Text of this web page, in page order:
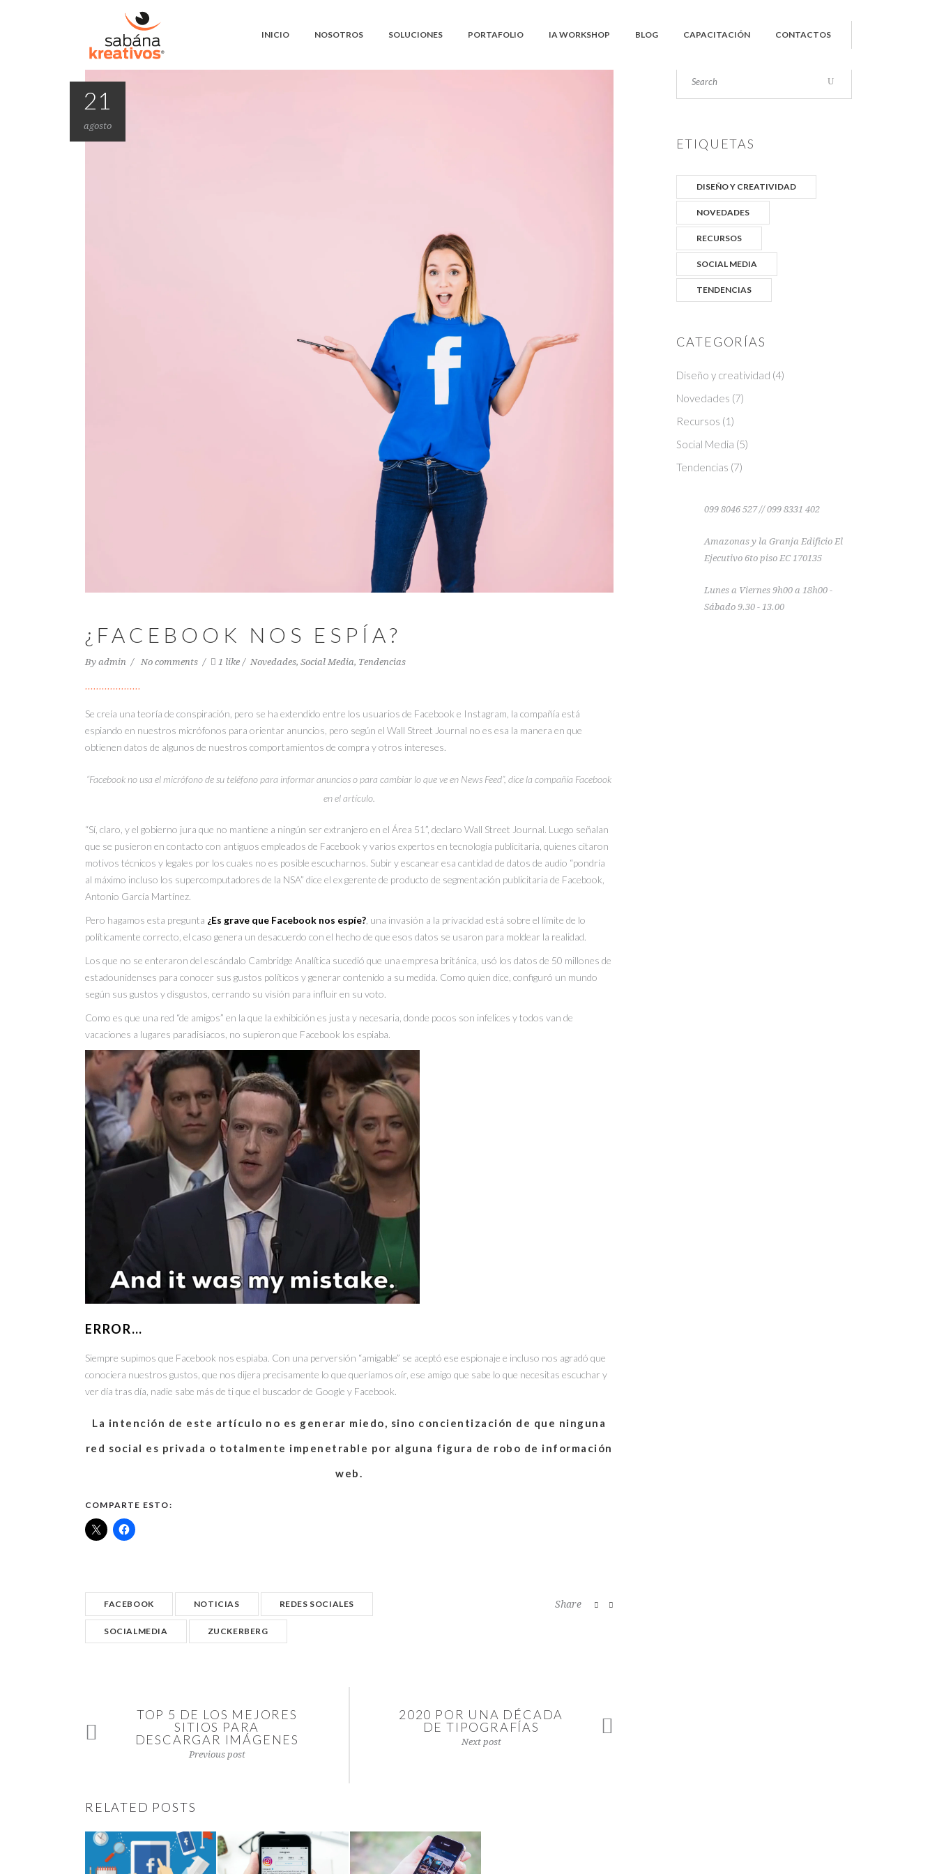
INICIO NOSOTROS SOLUCIONES PORTAFOLIO IA WORKSHOP BLOG CAPACITACIÓN CONTACTOS
21
agosto
¿FACEBOOK NOS ESPÍA?
By admin No comments 1 like Novedades, Social Media, Tendencias
Se creía una teoría de conspiración, pero se ha extendido entre los usuarios de Facebook e Instagram, la compañía está
espiando en nuestros micrófonos para orientar anuncios, pero según el Wall Street Journal no es esa la manera en que
obtienen datos de algunos de nuestros comportamientos de compra y otros intereses.
“Facebook no usa el micrófono de su teléfono para informar anuncios o para cambiar lo que ve en News Feed”, dice la compañía Facebook
en el artículo.
“Sí, claro, y el gobierno jura que no mantiene a ningún ser extranjero en el Área 51”, declaro Wall Street Journal. Luego señalan
que se pusieron en contacto con antiguos empleados de Facebook y varios expertos en tecnología publicitaria, quienes citaron
motivos técnicos y legales por los cuales no es posible escucharnos. Subir y escanear esa cantidad de datos de audio “pondría
al máximo incluso los supercomputadores de la NSA” dice el ex gerente de producto de segmentación publicitaria de Facebook,
Antonio García Martínez.
Pero hagamos esta pregunta ¿Es grave que Facebook nos espíe? , una invasión a la privacidad está sobre el límite de lo
políticamente correcto, el caso genera un desacuerdo con el hecho de que esos datos se usaron para moldear la realidad.
Los que no se enteraron del escándalo Cambridge Analítica sucedió que una empresa británica, usó los datos de 50 millones de
estadounidenses para conocer sus gustos políticos y generar contenido a su medida. Como quien dice, configuró un mundo
según sus gustos y disgustos, cerrando su visión para influir en su voto.
Como es que una red “de amigos” en la que la exhibición es justa y necesaria, donde pocos son infelices y todos van de
vacaciones a lugares paradisiacos, no supieron que Facebook los espiaba.
ERROR…
Siempre supimos que Facebook nos espiaba. Con una perversión “amigable” se aceptó ese espionaje e incluso nos agradó que
conociera nuestros gustos, que nos dijera precisamente lo que queríamos oír, ese amigo que sabe lo que necesitas escuchar y
ver día tras día, nadie sabe más de ti que el buscador de Google y Facebook.
La intención de este artículo no es generar miedo, sino concientización de que ninguna
red social es privada o totalmente impenetrable por alguna figura de robo de información
web.
COMPARTE ESTO:
FACEBOOK NOTICIAS REDES SOCIALES
SOCIALMEDIA ZUCKERBERG
Share
TOP 5 DE LOS MEJORES
SITIOS PARA
DESCARGAR IMÁGENES
Previous post
2020 POR UNA DÉCADA
DE TIPOGRAFÍAS
Next post
RELATED POSTS
Search
ETIQUETAS
DISEÑO Y CREATIVIDAD
NOVEDADES
RECURSOS
SOCIAL MEDIA
TENDENCIAS
CATEGORÍAS
Diseño y creatividad (4)
Novedades (7)
Recursos (1)
Social Media (5)
Tendencias (7)
099 8046 527 // 099 8331 402
Amazonas y la Granja Edificio El
Ejecutivo 6to piso EC 170135
Lunes a Viernes 9h00 a 18h00 -
Sábado 9.30 - 13.00